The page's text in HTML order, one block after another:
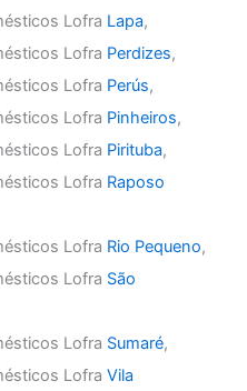
Lofra Lapa,
Lofra Perdizes,
Lofra Perús,
Lofra Pinheiros,
Lofra Pirituba,
Lofra Raposo
Lofra Rio Pequeno,
Lofra São
Lofra Sumaré,
LofraVila